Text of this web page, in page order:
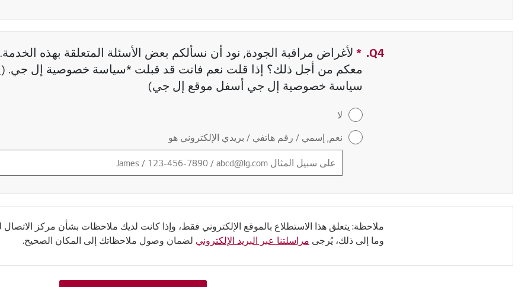
Q4.
* حقل مطلوب
لأغراض مراقبة الجودة, نود أن نسألكم بعض الأسئلة المتعلقة بهذه
معكم من أجل ذلك؟ إذا قلت نعم فانت قد قبلت *سياسة خصوصية إل جي.
سياسة خصوصية إل جي أسفل موقع إل جي)
لا
نعم, إسمي / رقم هاتفي / بريدي الإلكتروني هو
ملاحظة: يتعلق هذا الاستطلاع بالموقع الإلكتروني فقط، وإذا كانت لديك ملاحظات بشأن مركز الاتصال
وما إلى ذلك، يُرجى مراسلتنا عبر البريد الإلكتروني لضمان وصول ملاحظاتك إلى المكان الصحيح.